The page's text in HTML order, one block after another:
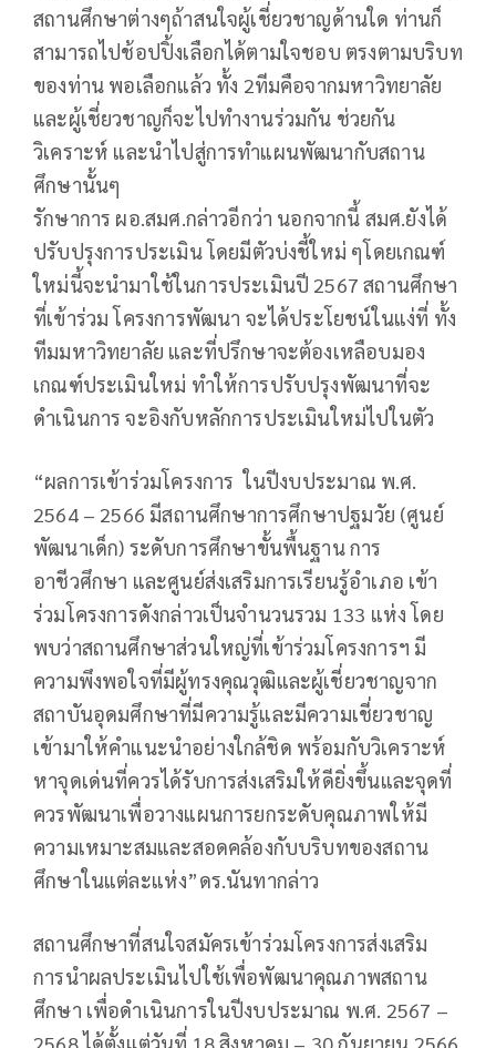
สถานศึกษาต่างๆถ้าสนใจผู้เชี่ยวชาญด้านใด ท่านก็
สามารถไปช้อปปิ้งเลือกได้ตามใจชอบ ตรงตามบริบท
ของท่าน พอเลือกแล้ว ทั้ง 2ทีมคือจากมหาวิทยาลัย
และผู้เชี่ยวชาญก็จะไปทำงานร่วมกัน ช่วยกัน
วิเคราะห์ และนำไปสู่การทำแผนพัฒนากับสถาน
ศึกษานั้นๆ
รักษาการ ผอ.สมศ.กล่าวอีกว่า นอกจากนี้ สมศ.ยังได้
ปรับปรุงการประเมิน โดยมีตัวบ่งชี้ใหม่ ๆโดยเกณฑ์
ใหม่นี้จะนำมาใช้ในการประเมินปี 2567 สถานศึกษา
ที่เข้าร่วม โครงการพัฒนา จะได้ประโยชน์ในแง่ที่ ทั้ง
ทีมมหาวิทยาลัย และที่ปรึกษาจะต้องเหลือบมอง
เกณฑ์ประเมินใหม่ ทำให้การปรับปรุงพัฒนาที่จะ
ดำเนินการ จะอิงกับหลักการประเมินใหม่ไปในตัว
“ผลการเข้าร่วมโครงการ ในปีงบประมาณ พ.ศ.
2564 – 2566 มีสถานศึกษาการศึกษาปฐมวัย (ศูนย์
พัฒนาเด็ก) ระดับการศึกษาขั้นพื้นฐาน การ
อาชีวศึกษา และศูนย์ส่งเสริมการเรียนรู้อำเภอ เข้า
ร่วมโครงการดังกล่าวเป็นจำนวนรวม 133 แห่ง โดย
พบว่าสถานศึกษาส่วนใหญ่ที่เข้าร่วมโครงการฯ มี
ความพึงพอใจที่มีผู้ทรงคุณวุฒิและผู้เชี่ยวชาญจาก
สถาบันอุดมศึกษาที่มีความรู้และมีความเชี่ยวชาญ
เข้ามาให้คำแนะนำอย่างใกล้ชิด พร้อมกับวิเคราะห์
หาจุดเด่นที่ควรได้รับการส่งเสริมให้ดียิ่งขึ้นและจุดที่
ควรพัฒนาเพื่อวางแผนการยกระดับคุณภาพให้มี
ความเหมาะสมและสอดคล้องกับบริบทของสถาน
ศึกษาในแต่ละแห่ง”ดร.นันทากล่าว
สถานศึกษาที่สนใจสมัครเข้าร่วมโครงการส่งเสริม
การนำผลประเมินไปใช้เพื่อพัฒนาคุณภาพสถาน
ศึกษา เพื่อดำเนินการในปีงบประมาณ พ.ศ. 2567 –